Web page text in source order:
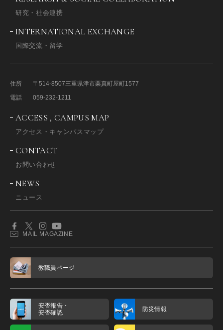
研究・社会連携
INTERNATIONAL EXCHANGE
国際交流・留学
住所 〒514-8507三重県津市栗真町屋町1577
電話
059-232-1211
ACCESS , CAMPUS MAP
アクセス・キャンパスマップ
CONTACT
お問い合わせ
NEWS
ニュース
MAIL MAGAZINE
教職員ページ
安否報告・
安否確認
防災情報